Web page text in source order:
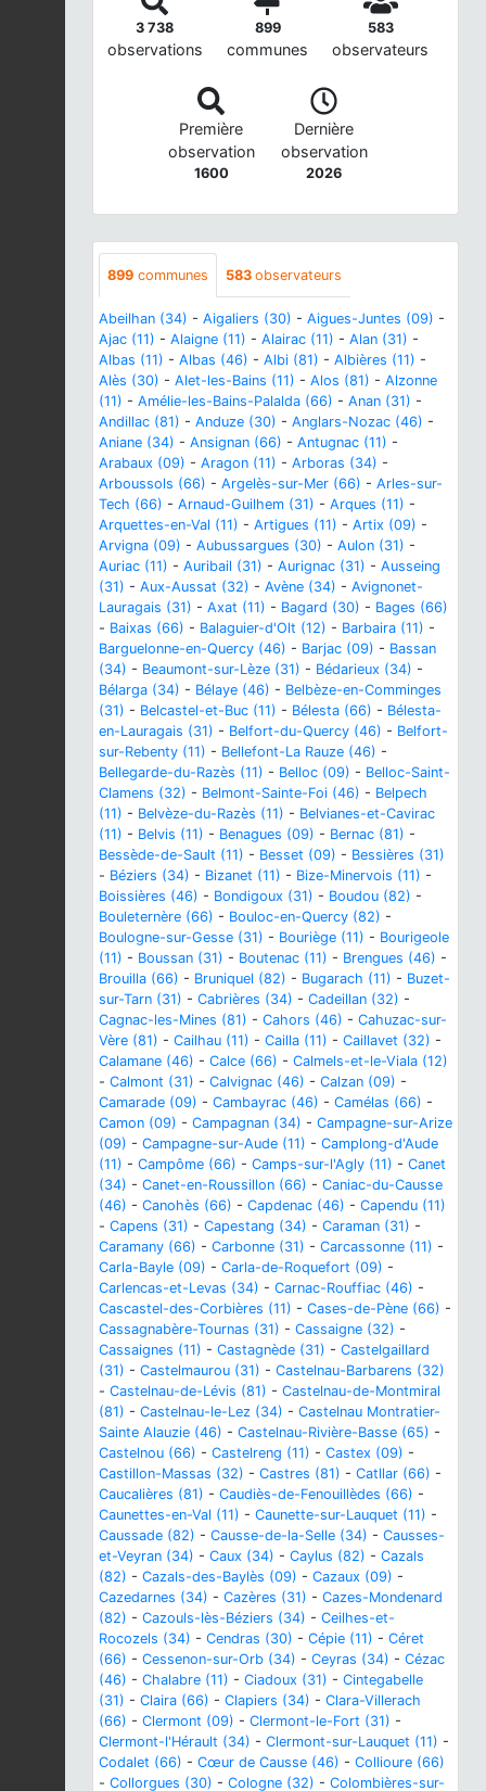
3 738
observations
899
communes
583
observateurs
Première
observation
1600
Dernière
observation
2026
899 communes 583 observateurs
Abeilhan (34) - Aigaliers (30) - Aigues-Juntes (09) -
Ajac (11) - Alaigne (11) - Alairac (11) - Alan (31) -
Albas (11) - Albas (46) - Albi (81) - Albières (11) -
Alès (30) - Alet-les-Bains (11) - Alos (81) - Alzonne
(11) - Amélie-les-Bains-Palalda (66) - Anan (31) -
Andillac (81) - Anduze (30) - Anglars-Nozac (46) -
Aniane (34) - Ansignan (66) - Antugnac (11) -
Arabaux (09) - Aragon (11) - Arboras (34) -
Arboussols (66) - Argelès-sur-Mer (66) - Arles-sur-
Tech (66) - Arnaud-Guilhem (31) - Arques (11) -
Arquettes-en-Val (11) - Artigues (11) - Artix (09) -
Arvigna (09) - Aubussargues (30) - Aulon (31) -
Auriac (11) - Auribail (31) - Aurignac (31) - Ausseing
(31) - Aux-Aussat (32) - Avène (34) - Avignonet-
Lauragais (31) - Axat (11) - Bagard (30) - Bages (66)
- Baixas (66) - Balaguier-d'Olt (12) - Barbaira (11) -
Barguelonne-en-Quercy (46) - Barjac (09) - Bassan
(34) - Beaumont-sur-Lèze (31) - Bédarieux (34) -
Bélarga (34) - Bélaye (46) - Belbèze-en-Comminges
(31) - Belcastel-et-Buc (11) - Bélesta (66) - Bélesta-
en-Lauragais (31) - Belfort-du-Quercy (46) - Belfort-
sur-Rebenty (11) - Bellefont-La Rauze (46) -
Bellegarde-du-Razès (11) - Belloc (09) - Belloc-Saint-
Clamens (32) - Belmont-Sainte-Foi (46) - Belpech
(11) - Belvèze-du-Razès (11) - Belvianes-et-Cavirac
(11) - Belvis (11) - Benagues (09) - Bernac (81) -
Bessède-de-Sault (11) - Besset (09) - Bessières (31)
- Béziers (34) - Bizanet (11) - Bize-Minervois (11) -
Boissières (46) - Bondigoux (31) - Boudou (82) -
Bouleternère (66) - Bouloc-en-Quercy (82) -
Boulogne-sur-Gesse (31) - Bouriège (11) - Bourigeole
(11) - Boussan (31) - Boutenac (11) - Brengues (46) -
Brouilla (66) - Bruniquel (82) - Bugarach (11) - Buzet-
sur-Tarn (31) - Cabrières (34) - Cadeillan (32) -
Cagnac-les-Mines (81) - Cahors (46) - Cahuzac-sur-
Vère (81) - Cailhau (11) - Cailla (11) - Caillavet (32) -
Calamane (46) - Calce (66) - Calmels-et-le-Viala (12)
- Calmont (31) - Calvignac (46) - Calzan (09) -
Camarade (09) - Cambayrac (46) - Camélas (66) -
Camon (09) - Campagnan (34) - Campagne-sur-Arize
(09) - Campagne-sur-Aude (11) - Camplong-d'Aude
(11) - Campôme (66) - Camps-sur-l'Agly (11) - Canet
(34) - Canet-en-Roussillon (66) - Caniac-du-Causse
(46) - Canohès (66) - Capdenac (46) - Capendu (11)
- Capens (31) - Capestang (34) - Caraman (31) -
Caramany (66) - Carbonne (31) - Carcassonne (11) -
Carla-Bayle (09) - Carla-de-Roquefort (09) -
Carlencas-et-Levas (34) - Carnac-Rouffiac (46) -
Cascastel-des-Corbières (11) - Cases-de-Pène (66) -
Cassagnabère-Tournas (31) - Cassaigne (32) -
Cassaignes (11) - Castagnède (31) - Castelgaillard
(31) - Castelmaurou (31) - Castelnau-Barbarens (32)
- Castelnau-de-Lévis (81) - Castelnau-de-Montmiral
(81) - Castelnau-le-Lez (34) - Castelnau Montratier-
Sainte Alauzie (46) - Castelnau-Rivière-Basse (65) -
Castelnou (66) - Castelreng (11) - Castex (09) -
Castillon-Massas (32) - Castres (81) - Catllar (66) -
Caucalières (81) - Caudiès-de-Fenouillèdes (66) -
Caunettes-en-Val (11) - Caunette-sur-Lauquet (11) -
Caussade (82) - Causse-de-la-Selle (34) - Causses-
et-Veyran (34) - Caux (34) - Caylus (82) - Cazals
(82) - Cazals-des-Baylès (09) - Cazaux (09) -
Cazedarnes (34) - Cazères (31) - Cazes-Mondenard
(82) - Cazouls-lès-Béziers (34) - Ceilhes-et-
Rocozels (34) - Cendras (30) - Cépie (11) - Céret
(66) - Cessenon-sur-Orb (34) - Ceyras (34) - Cézac
(46) - Chalabre (11) - Ciadoux (31) - Cintegabelle
(31) - Claira (66) - Clapiers (34) - Clara-Villerach
(66) - Clermont (09) - Clermont-le-Fort (31) -
Clermont-l'Hérault (34) - Clermont-sur-Lauquet (11) -
Codalet (66) - Cœur de Causse (46) - Collioure (66)
- Collorgues (30) - Cologne (32) - Colombières-sur-